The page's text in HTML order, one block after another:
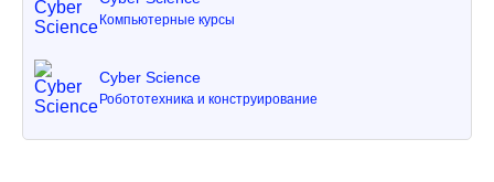
Компьютерные курсы
Cyber Science
Робототехника и конструирование